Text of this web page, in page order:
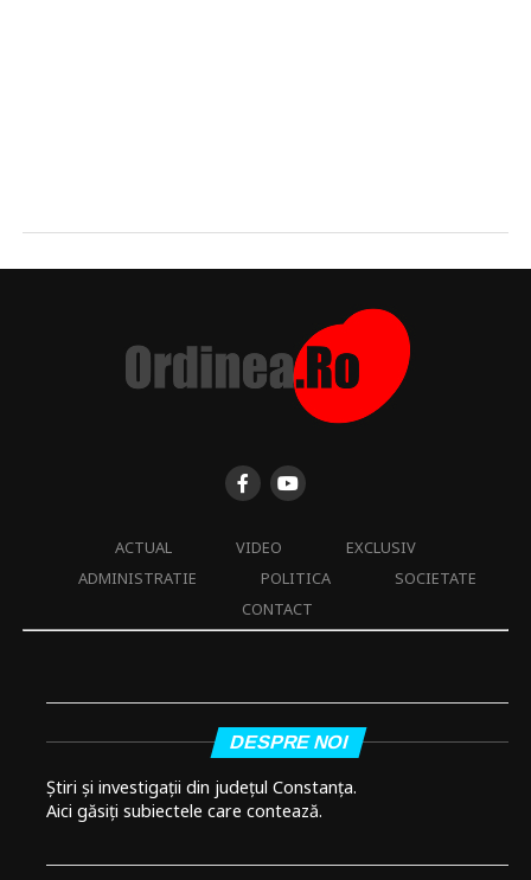
ACTUAL VIDEO
EXCLUSIV
ADMINISTRATIE
POLITICA
SOCIETATE
CONTACT
DESPRE NOI
Știri și investigații din județul Constanța.
Aici găsiți subiectele care contează.